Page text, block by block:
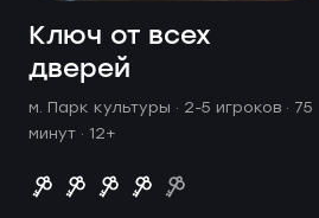
Ключ от всех
дверей
м. Парк культуры · 2-5 игроков · 75
минут · 12+